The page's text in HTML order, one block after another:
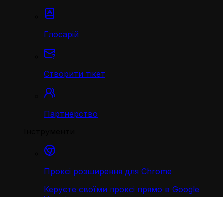
Глосарій
Створити тікет
Партнерство
Проксі розширення для Chrome
Керуєте своїми проксі прямо в Google